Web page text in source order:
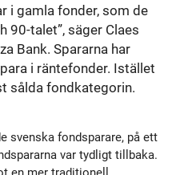
i gamla fonder, som de
90-talet”, säger Claes
Bank. Spararna har
i räntefonder. Istället
sålda fondkategorin.
svenska fondsparare, på ett
var tydligt tillbaka.